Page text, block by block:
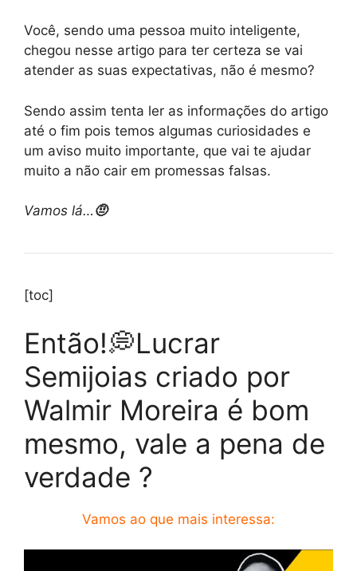
Você, sendo uma pessoa muito inteligente,
chegou nesse artigo para ter certeza se vai
atender as suas expectativas, não é mesmo?
Sendo assim tenta ler as informações do artigo
até o fim pois temos algumas curiosidades e
um aviso muito importante, que vai te ajudar
muito a não cair em promessas falsas.
Vamos lá… 🤨
[toc]
Então!💭Lucrar
Semijoias criado por
Walmir Moreira é bom
mesmo, vale a pena de
verdade ?
Vamos ao que mais interessa: